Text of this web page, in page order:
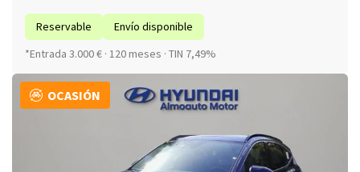
Reservable
Envío disponible
*Entrada 3.000 € · 120 meses · TIN 7,49%
OCASIÓN